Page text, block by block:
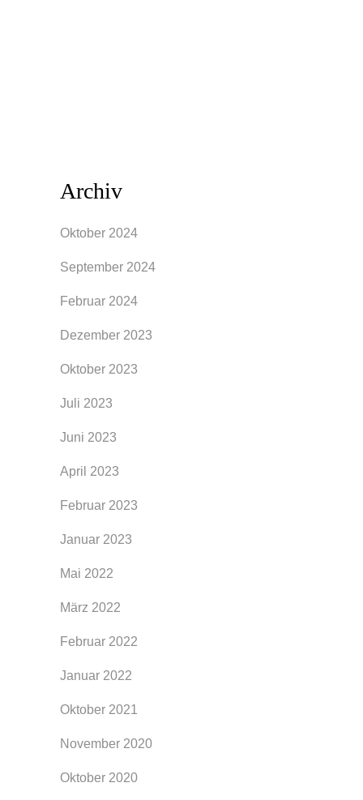
Archiv
Oktober 2024
September 2024
Februar 2024
Dezember 2023
Oktober 2023
Juli 2023
Juni 2023
April 2023
Februar 2023
Januar 2023
Mai 2022
März 2022
Februar 2022
Januar 2022
Oktober 2021
November 2020
Oktober 2020